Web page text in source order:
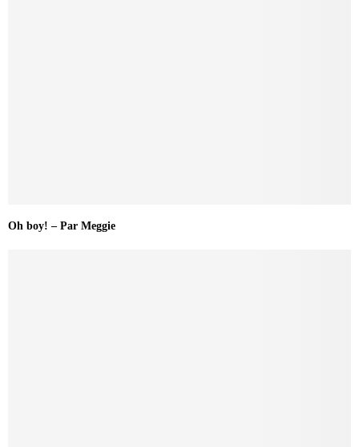
Oh boy! – Par Meggie